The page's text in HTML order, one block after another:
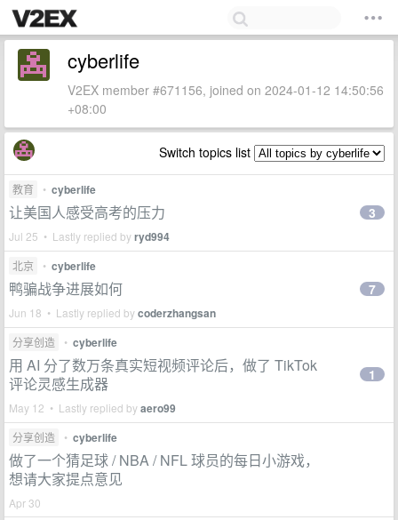
cyberlife
V2EX member #671156, joined on 2024-01-12 14:50:56
+08:00
Switch topics list
教育 • cyberlife
让美国人感受高考的压力
Jul 25 • Lastly replied byryd994
3
北京 • cyberlife
鸭骗战争进展如何
Jun 18 • Lastly replied bycoderzhangsan
7
分享创造 • cyberlife
用 AI 分了数万条真实短视频评论后，做了 TikTok
评论灵感生成器
May 12 • Lastly replied byaero99
1
分享创造 • cyberlife
做了一个猜足球 / NBA / NFL 球员的每日小游戏，
想请大家提点意见
Apr 30